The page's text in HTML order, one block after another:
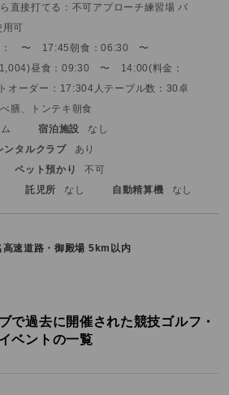
直接打てる：不可アプローチ練習場 バ
用可
： 〜 17:45朝食：06:30 〜
昼食：09:30 〜 14:00(料金：
オーダー：17:304人テーブル数：30卓
膳、トンテキ朝食
宿泊施設
なし
ンタルクラブ
あり
ペット預かり
不可
託児所 なし 自動精算機 なし
高速道路・御殿場 5km以内
で過去に開催された競技ゴルフ・
ベントの一覧